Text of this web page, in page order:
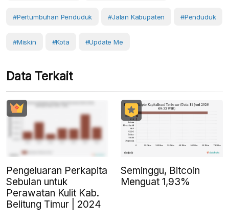
#pertumbuhan Penduduk #Jalan Kabupaten #Penduduk
#Miskin #Kota #Update Me
Data Terkait
Pengeluaran Perkapita
Sebulan untuk
Perawatan Kulit Kab.
Belitung Timur | 2024
Seminggu, Bitcoin
Menguat 1,93%